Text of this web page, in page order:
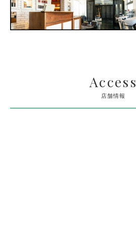
Access
店舗情報